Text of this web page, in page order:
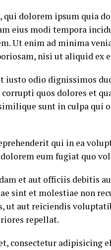
qui dolorem ipsum quia
eius modi tempora
Ut enim ad minima
nisi ut aliquid ex
iusto odio dignissimos
quos dolores et
sunt in culpa qui
qui in ea
eum fugiat quo
et aut officiis debitis
sint et molestiae non
ut aut reiciendis
repellat.
consectetur adipisicing